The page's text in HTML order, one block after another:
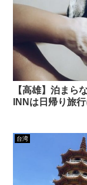
【高雄】泊まら
INNは日帰り旅
台湾